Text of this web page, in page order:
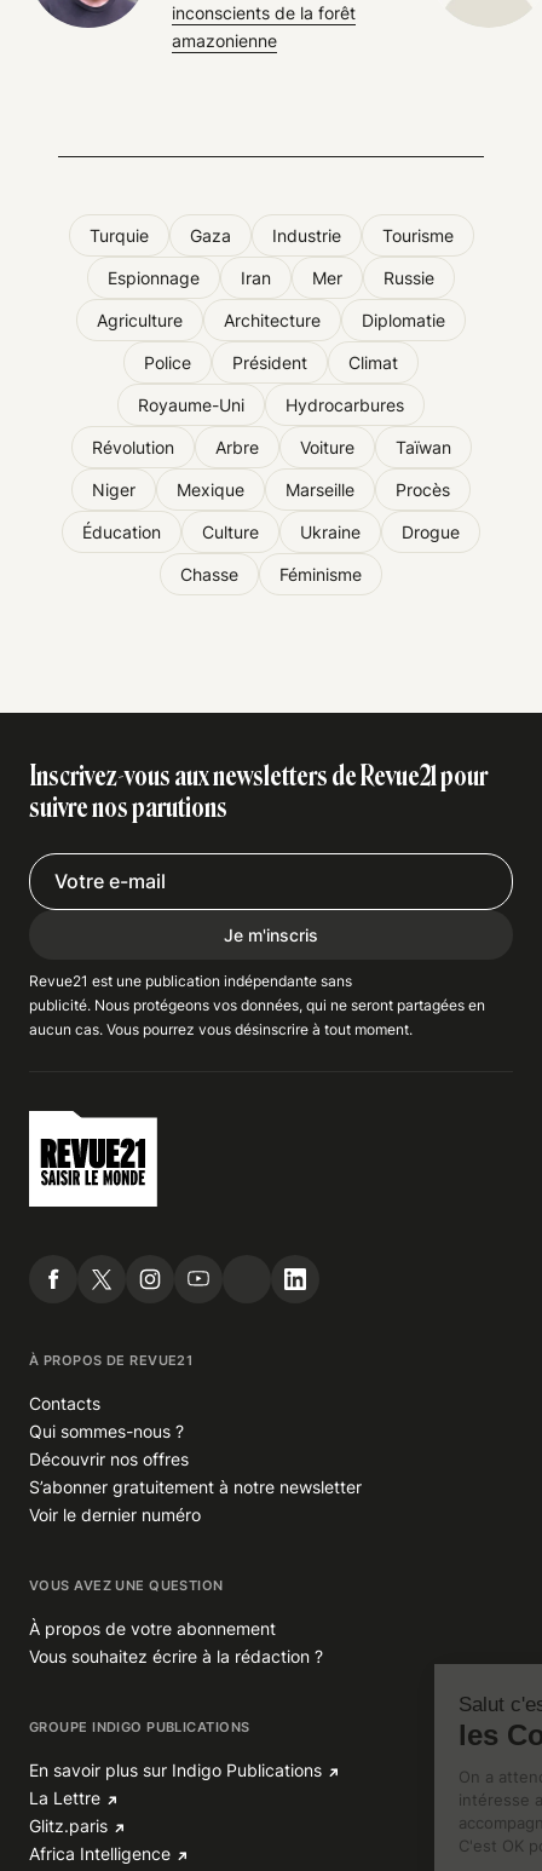
inconscients de la forêt
amazonienne
Turquie Gaza Industrie Tourisme
Espionnage Iran Mer Russie
Agriculture Architecture Diplomatie
Police Président Climat
Royaume-Uni Hydrocarbures
Révolution Arbre Voiture Taïwan
Niger Mexique Marseille Procès
Éducation Culture Ukraine Drogue
Chasse Féminisme
Inscrivez-vous aux newsletters de Revue21 pour
suivre nos parutions
Je m'inscris
Revue21 est une publication indépendante sans
publicité. Nous protégeons vos données, qui ne seront partagées en
aucun cas. Vous pourrez vous désinscrire à tout moment.
À PROPOS DE REVUE21
Contacts
Qui sommes-nous ?
Découvrir nos offres
S’abonner gratuitement à notre newsletter
Voir le dernier numéro
VOUS AVEZ UNE QUESTION
À propos de votre abonnement
Vous souhaitez écrire à la rédaction ?
GROUPE INDIGO PUBLICATIONS
En savoir plus sur Indigo Publications
La Lettre
Glitz.paris
Africa Intelligence